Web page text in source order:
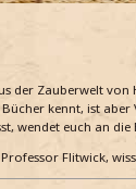
der Zauberwelt von
kennt, ist
wendet euch an
Flitwick,